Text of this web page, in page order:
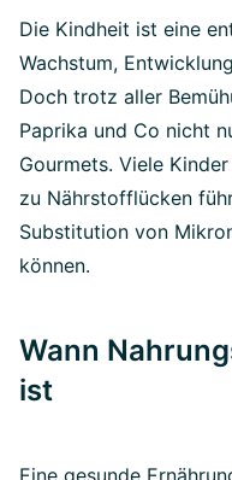
Die Kindheit ist eine
Wachstum,
Doch trotz aller
Paprika und Co nicht
Gourmets. Viele
zu Nährstofflücken
Substitution von
können.
Wann
ist
Eine gesunde